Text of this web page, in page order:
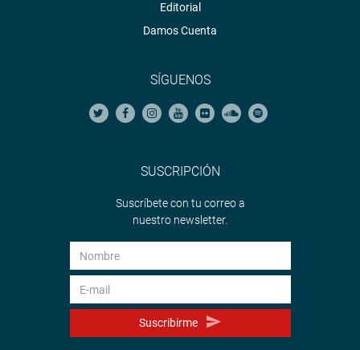
Editorial
Damos Cuenta
SÍGUENOS
SUSCRIPCIÓN
Suscríbete con tu correo a
nuestro newsletter.
Suscribirme